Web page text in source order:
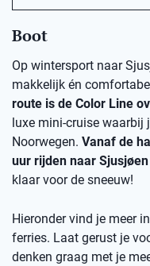
Boot
Op wintersport naar
makkelijk én
route is de Color Line
luxe mini-cruise
Noorwegen. Vanaf de
uur rijden naar Sjusjøen
klaar voor de sneeuw!
Hieronder vind je meer
ferries. Laat gerust je
denken graag met je